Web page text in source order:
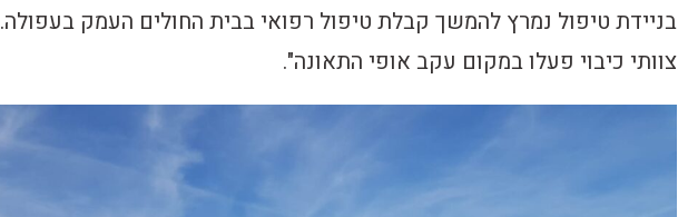
בניידת טיפול נמרץ להמשך קבלת טיפול רפואי בבית החולים העמק בעפולה.
צוותי כיבוי פעלו במקום עקב אופי התאונה".